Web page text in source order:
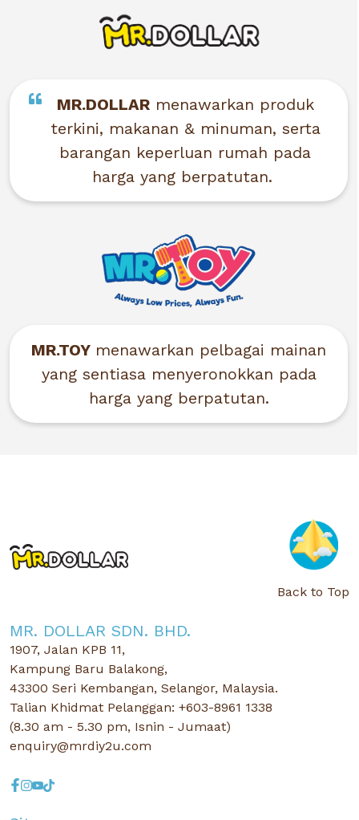
MR.DOLLAR menawarkan produk
terkini, makanan & minuman, serta
barangan keperluan rumah pada
harga yang berpatutan.
MR.TOY menawarkan pelbagai mainan
yang sentiasa menyeronokkan pada
harga yang berpatutan.
Back to Top
MR. DOLLAR SDN. BHD.
1907, Jalan KPB 11,
Kampung Baru Balakong,
43300 Seri Kembangan, Selangor, Malaysia.
Talian Khidmat Pelanggan: +603-8961 1338
(8.30 am - 5.30 pm, Isnin - Jumaat)
enquiry@mrdiy2u.com